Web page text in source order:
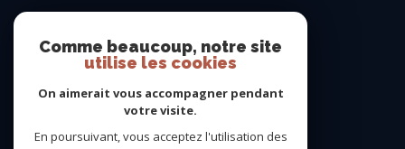
contact@vma-immo.com
19 rue des Rosiéristes
NOUS SUIVRE SUR
Comme beaucoup, notre site
utilise les cookies
On aimerait vous accompagner pendant
votre visite.
En poursuivant, vous acceptez l'utilisation des